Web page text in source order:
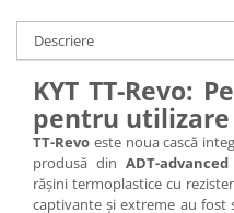
Descriere
KYT TT-Revo:
pentru utilizare
TT-Revo este noua cască
produsă din ADT-
rășini termoplastice cu
captivante și extreme au